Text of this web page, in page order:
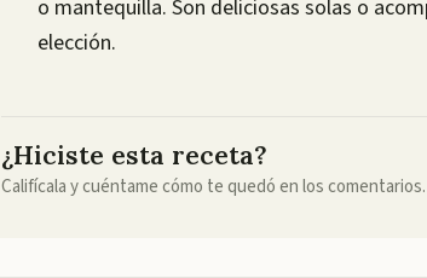
o mantequilla. Son deliciosas solas o
elección.
¿Hiciste esta receta?
Califícala y cuéntame cómo te quedó en los comentarios.